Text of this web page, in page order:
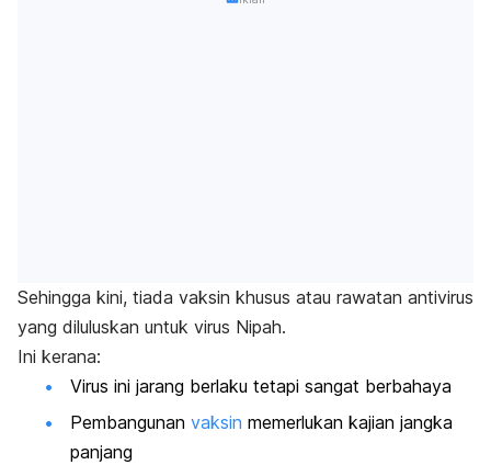
Sehingga kini, tiada vaksin khusus atau rawatan antivirus
yang diluluskan untuk virus Nipah.
Ini kerana:
Virus ini jarang berlaku tetapi sangat berbahaya
Pembangunan vaksin memerlukan kajian jangka
panjang